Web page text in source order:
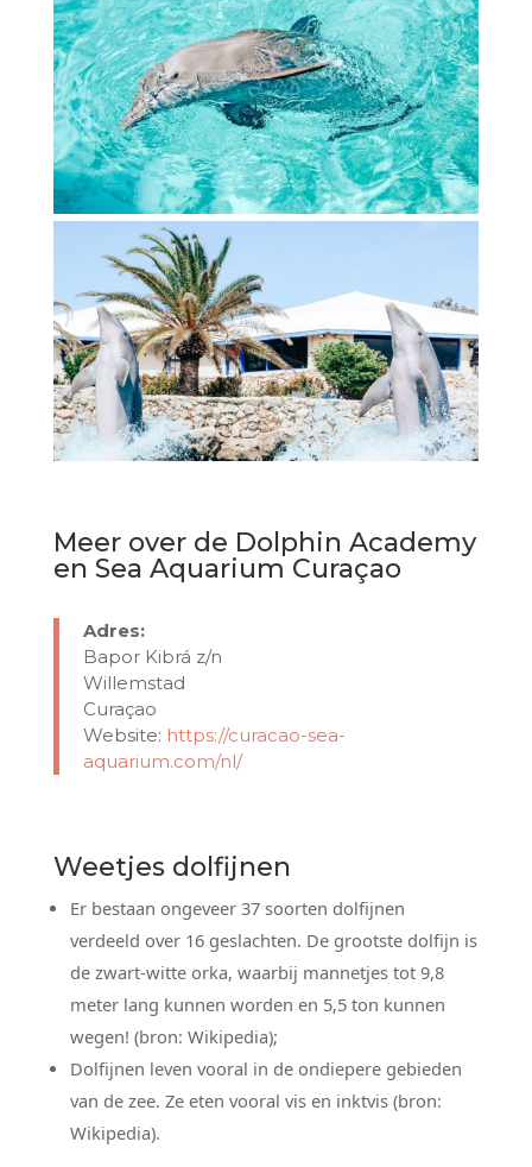
Meer over de Dolphin Academy
en Sea Aquarium Curaçao
Adres:
Bapor Kibrá z/n
Willemstad
Curaçao
Website: https://curacao-sea-
aquarium.com/nl/
Weetjes dolfijnen
Er bestaan ongeveer 37 soorten dolfijnen
verdeeld over 16 geslachten. De grootste dolfijn is
de zwart-witte orka, waarbij mannetjes tot 9,8
meter lang kunnen worden en 5,5 ton kunnen
wegen! (bron: Wikipedia);
Dolfijnen leven vooral in de ondiepere gebieden
van de zee. Ze eten vooral vis en inktvis (bron:
Wikipedia).